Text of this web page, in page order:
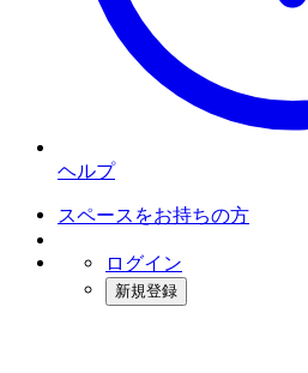
ヘルプ
スペースをお持ちの方
ログイン
新規登録